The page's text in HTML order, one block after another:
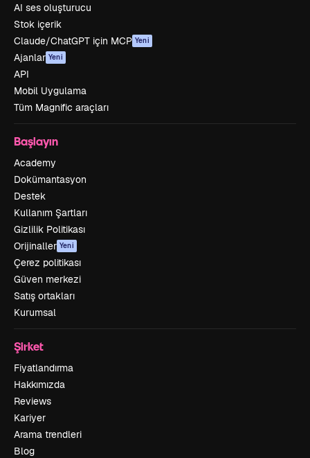
AI ses oluşturucu
Stok içerik
Claude/ChatGPT için MCP Yeni
Ajanlar Yeni
API
Mobil Uygulama
Tüm Magnific araçları
Başlayın
Academy
Dokümantasyon
Destek
Kullanım Şartları
Gizlilik Politikası
Orijinaller Yeni
Çerez politikası
Güven merkezi
Satış ortakları
Kurumsal
Şirket
Fiyatlandırma
Hakkımızda
Reviews
Kariyer
Arama trendleri
Blog